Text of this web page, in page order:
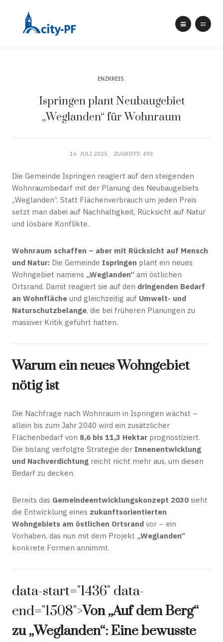
ENZKREIS
Ispringen plant Neubaugebiet
„Weglanden“ für Wohnraum
16. JULI 2025 ZUGRIFFE: 493
Die Gemeinde Ispringen reagiert auf den steigenden
Wohnraumbedarf mit der Planung des Neubaugebiets
„Weglanden“. Statt Flächenverbrauch um jeden Preis
setzt man dabei auf Nachhaltigkeit, Rücksicht auf Natur
und lösbare Konflikte.
Wohnraum schaffen – aber mit Rücksicht auf Mensch
und Natur: Die Gemeinde Ispringen plant ein neues
Wohngebiet namens „Weglanden“ am östlichen
Ortsrand. Damit reagiert sie auf den dringenden Bedarf
an Wohnfläche und gleichzeitig auf Umwelt- und
Naturschutzbelange, die bei früheren Planungen zu
massiver Kritik geführt hatten.
Warum ein neues Wohngebiet
nötig ist
Die Nachfrage nach Wohnraum in Ispringen wächst –
allein bis zum Jahr 2040 wird ein zusätzlicher
Flächenbedarf von 8,6 bis 11,3 Hektar prognostiziert.
Die bislang verfolgte Strategie der Innenentwicklung
und Nachverdichtung reicht nicht mehr aus, um diesen
Bedarf zu decken.
Bereits das Gemeindeentwicklungskonzept 2030 sieht
die Entwicklung eines zukunftsorientierten
Wohngebiets am östlichen Ortsrand vor – ein
Vorhaben, das nun mit dem Projekt „Weglanden“
konkrete Formen annimmt.
data-start="1436" data-
end="1508">Von „Auf dem Berg“
zu „Weglanden“: Eine bewusste